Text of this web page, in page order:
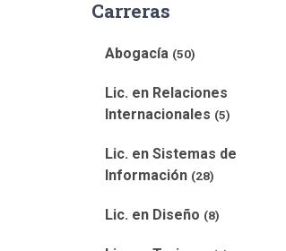
Carreras
Abogacía (50)
Lic. en Relaciones
Internacionales (5)
Lic. en Sistemas de
Información (28)
Lic. en Diseño (8)